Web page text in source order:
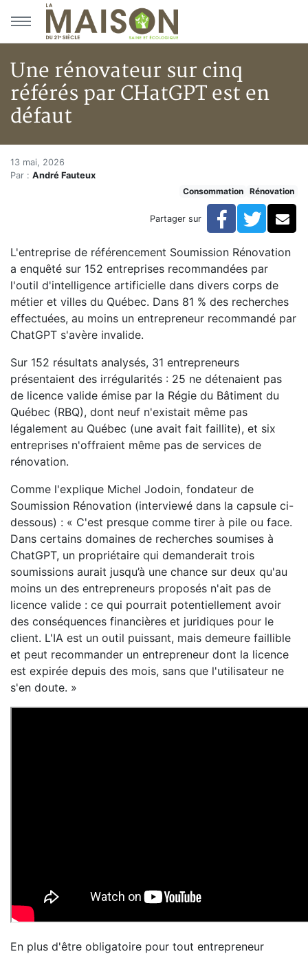
Aller au menu principal
Aller au contenu principal
Une rénovateur sur cinq
référés par CHatGPT est en
défaut
Accueil
Articles
Une rénovateur sur cinq référés par CHatGPT est en
Une rénovateur sur cinq
13 mai, 2026
Par : André Fauteux
Consommation
Rénovation
Partager sur Facebook
L'entreprise de référencement Soumission Rénovation
a enquêté sur 152 entreprises recommandées par
l'outil d'intelligence artificielle dans divers corps de
métier et villes du Québec. Dans 81 % des recherches
effectuées, au moins un entrepreneur recommandé par
ChatGPT s'avère invalide.
Sur 152 résultats analysés, 31 entrepreneurs
présentaient des irrégularités : 25 ne détenaient pas
de licence valide émise par la Régie du Bâtiment du
Québec (RBQ), dont neuf n'existait même pas
légalement au Québec (une avait fait faillite), et six
entreprises n'offraient même pas de services de
rénovation.
Comme l'explique Michel Jodoin, fondateur de
Soumission Rénovation (interviewé dans la capsule ci-
dessous) : « C'est presque comme tirer à pile ou face.
Dans certains domaines de recherches soumises à
ChatGPT, un propriétaire qui demanderait trois
soumissions aurait jusqu’à une chance sur deux qu'au
moins un des entrepreneurs proposés n'ait pas de
licence valide : ce qui pourrait potentiellement avoir
des conséquences financières et juridiques pour le
client. L'IA est un outil puissant, mais demeure faillible
et peut recommander un entrepreneur dont la licence
est expirée depuis des mois, sans que l'utilisateur ne
s'en doute. »
En plus d'être obligatoire pour tout entrepreneur